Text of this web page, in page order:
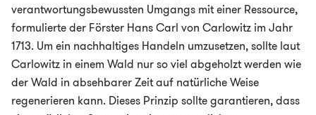
verantwortungsbewussten Umgangs mit einer Ressource,
formulierte der Förster Hans Carl von Carlowitz im Jahr
1713. Um ein nachhaltiges Handeln umzusetzen, sollte laut
Carlowitz in einem Wald nur so viel abgeholzt werden wie
der Wald in absehbarer Zeit auf natürliche Weise
regenerieren kann. Dieses Prinzip sollte garantieren, dass